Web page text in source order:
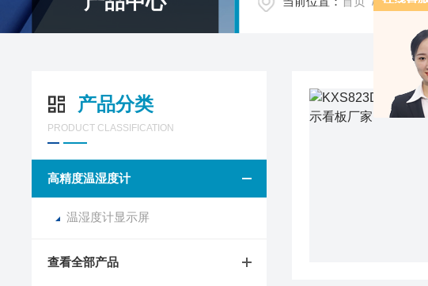
产品分类
PRODUCT CLASSIFICATION
高精度温湿度计
温湿度计显示屏
查看全部产品